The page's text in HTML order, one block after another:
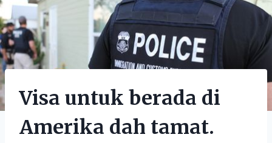
Visa untuk berada di
Amerika dah tamat.